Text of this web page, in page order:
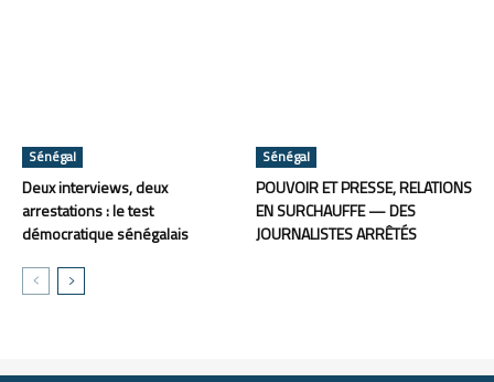
Sénégal
Deux interviews, deux
arrestations : le test
démocratique sénégalais
Sénégal
POUVOIR ET PRESSE, RELATIONS
EN SURCHAUFFE — DES
JOURNALISTES ARRÊTÉS